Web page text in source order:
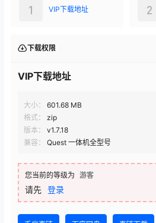
VIP下载地址
1 2
下载权限
VIP下载地址
大小：
601.68 MB
格式：
zip
版本：
v1.7.18
兼容：
Quest 一体机全型号
您当前的等级为 游客
请先 登录